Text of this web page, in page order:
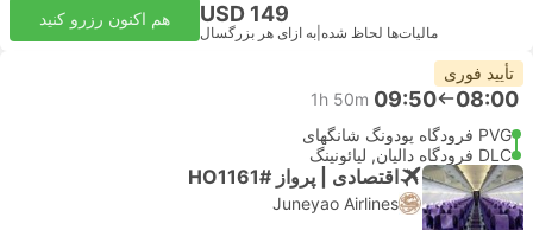
USD 149
مالیات‌ها لحاظ شده به ازای هر بزرگسال
هم اکنون رزرو کنید
تأیید فوری
08:00
09:50
1h 50m
PVG فرودگاه پودونگ شانگهای
DLC فرودگاه دالیان, لیائونینگ
اقتصادی | پرواز #HO1161
Juneyao Airlines